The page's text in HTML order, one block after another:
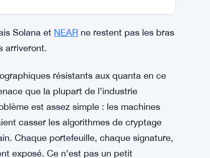
Solana et NEAR ne restent pas les bras
arriveront.
résistants aux quanta en ce
que la plupart de l’industrie
est assez simple : les machines
casser les algorithmes de cryptage
Chaque portefeuille, chaque signature,
exposé. Ce n’est pas un petit